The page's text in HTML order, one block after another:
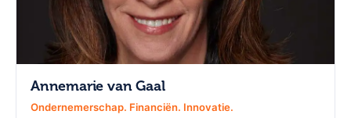
Annemarie van Gaal
Ondernemerschap. Financiën. Innovatie.